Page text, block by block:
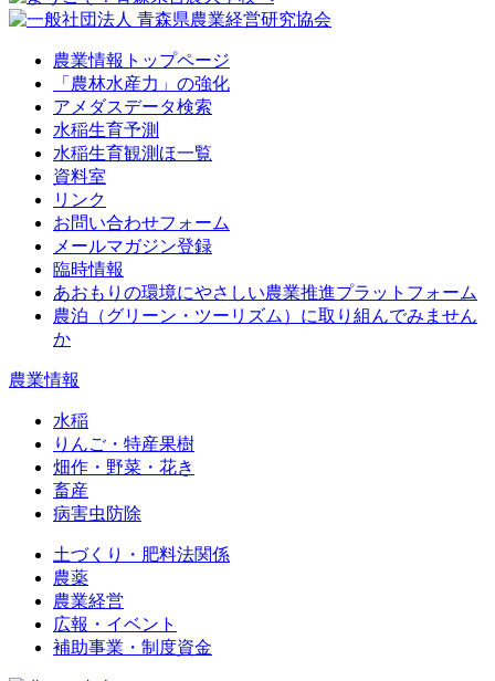
農業情報トップページ
「農林水産力」の強化
アメダスデータ検索
水稲生育予測
水稲生育観測ほ一覧
資料室
リンク
お問い合わせフォーム
メールマガジン登録
臨時情報
あおもりの環境にやさしい農業推進プラットフォーム
農泊（グリーン・ツーリズム）に取り組んでみません
か
農業情報
水稲
りんご・特産果樹
畑作・野菜・花き
畜産
病害虫防除
土づくり・肥料法関係
農薬
農業経営
広報・イベント
補助事業・制度資金